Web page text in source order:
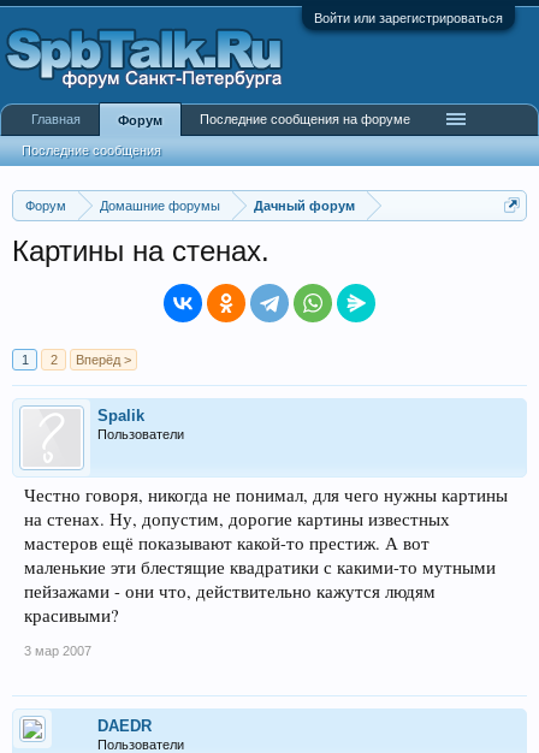
Войти или зарегистрироваться
Форум Домашние форумы Дачный форум
Картины на стенах.
1 2 Вперёд >
Spalik
Пользователи
Честно говоря, никогда не понимал, для чего нужны картины
на стенах. Ну, допустим, дорогие картины известных
мастеров ещё показывают какой-то престиж. А вот
маленькие эти блестящие квадратики с какими-то мутными
пейзажами - они что, действительно кажутся людям
красивыми?
3 мар 2007
DAEDR
Пользователи
Главная Форум
Последние сообщения
Последние сообщения на форуме